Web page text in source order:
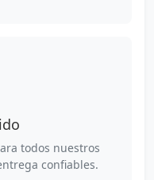
todos nuestros
confiables.